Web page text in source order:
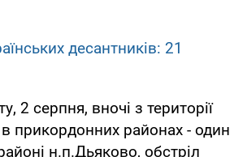
десантників: 21
2 серпня, вночі з території
в прикордонних районах - один
н.п.Дьяково, обстріл